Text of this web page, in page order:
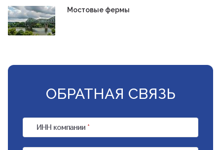
Мостовые фермы
ОБРАТНАЯ СВЯЗЬ
ИНН компании *